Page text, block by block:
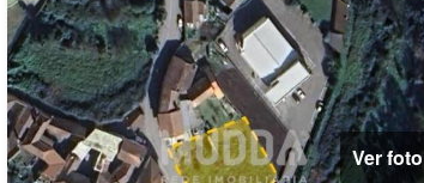
Ver foto